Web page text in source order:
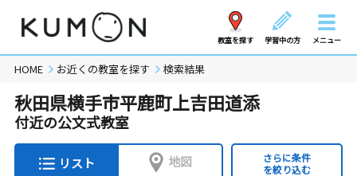
教室を探す 学習中の方 メニュー
HOME お近くの教室を探す 検索結果
秋田県横手市平鹿町上吉田道添
付近の公文式教室
リスト 地図
さらに条件
を絞り込む